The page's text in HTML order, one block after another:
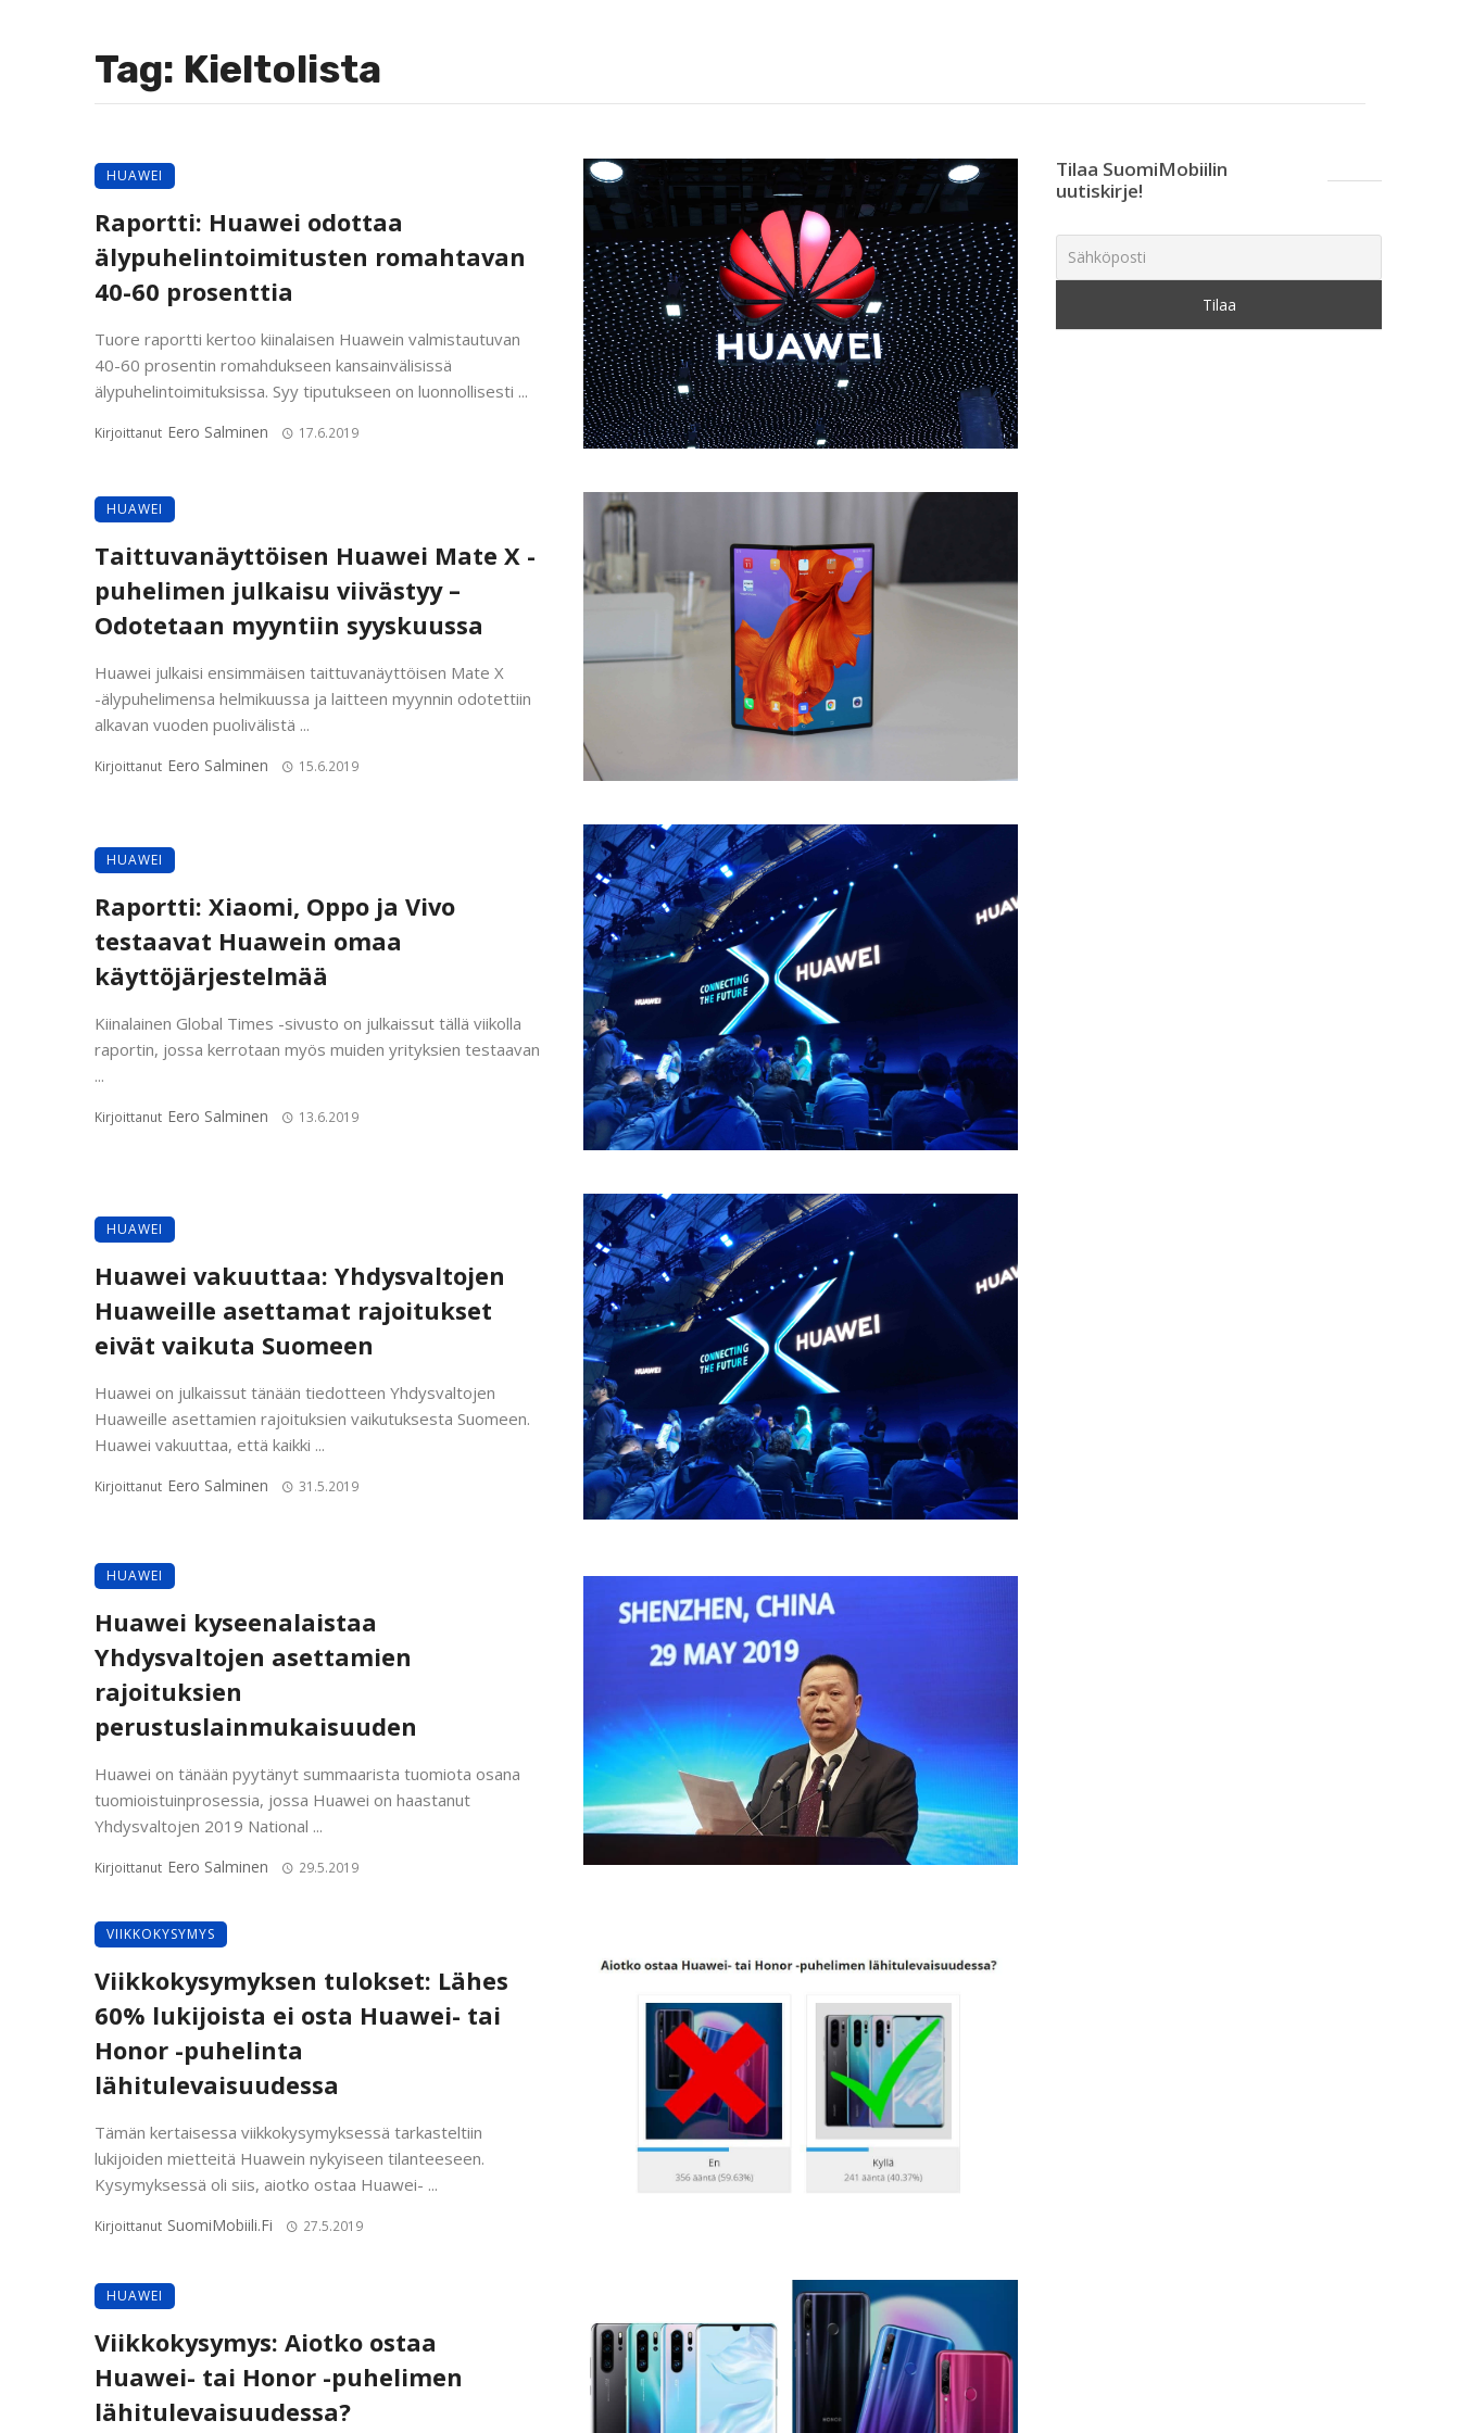
Tag: Kieltolista
HUAWEI
Raportti: Huawei odottaa
älypuhelintoimitusten romahtavan
40-60 prosenttia
Tuore raportti kertoo kiinalaisen Huawein valmistautuvan
40-60 prosentin romahdukseen kansainvälisissä
älypuhelintoimituksissa. Syy tiputukseen on luonnollisesti ...
Kirjoittanut Eero Salminen 17.6.2019
HUAWEI
Taittuvanäyttöisen Huawei Mate X -
puhelimen julkaisu viivästyy –
Odotetaan myyntiin syyskuussa
Huawei julkaisi ensimmäisen taittuvanäyttöisen Mate X
-älypuhelimensa helmikuussa ja laitteen myynnin odotettiin
alkavan vuoden puolivälistä ...
Kirjoittanut Eero Salminen 15.6.2019
HUAWEI
Raportti: Xiaomi, Oppo ja Vivo
testaavat Huawein omaa
käyttöjärjestelmää
Kiinalainen Global Times -sivusto on julkaissut tällä viikolla
raportin, jossa kerrotaan myös muiden yrityksien testaavan
...
Kirjoittanut Eero Salminen 13.6.2019
HUAWEI
Huawei vakuuttaa: Yhdysvaltojen
Huaweille asettamat rajoitukset
eivät vaikuta Suomeen
Huawei on julkaissut tänään tiedotteen Yhdysvaltojen
Huaweille asettamien rajoituksien vaikutuksesta Suomeen.
Huawei vakuuttaa, että kaikki ...
Kirjoittanut Eero Salminen 31.5.2019
HUAWEI
Huawei kyseenalaistaa
Yhdysvaltojen asettamien
rajoituksien
perustuslainmukaisuuden
Huawei on tänään pyytänyt summaarista tuomiota osana
tuomioistuinprosessia, jossa Huawei on haastanut
Yhdysvaltojen 2019 National ...
Kirjoittanut Eero Salminen 29.5.2019
VIIKKOKYSYMYS
Viikkokysymyksen tulokset: Lähes
60% lukijoista ei osta Huawei- tai
Honor -puhelinta
lähitulevaisuudessa
Tämän kertaisessa viikkokysymyksessä tarkasteltiin
lukijoiden mietteitä Huawein nykyiseen tilanteeseen.
Kysymyksessä oli siis, aiotko ostaa Huawei- ...
Kirjoittanut SuomiMobiili.fi 27.5.2019
HUAWEI
Viikkokysymys: Aiotko ostaa
Huawei- tai Honor -puhelimen
lähitulevaisuudessa?
Tilaa SuomiMobiilin
uutiskirje!